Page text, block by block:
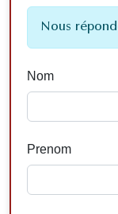
Nous
Nom
Prenom